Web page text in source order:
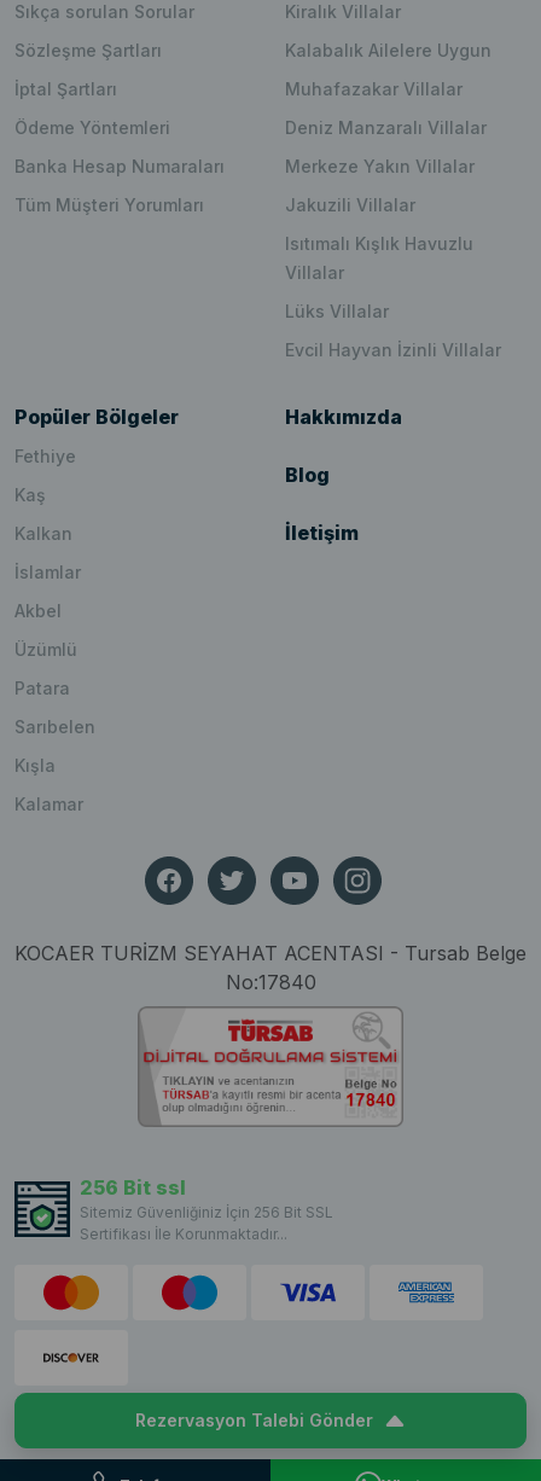
Rezervasyon Talebi Gönder
Sıkça sorulan Sorular
Sözleşme Şartları
İptal Şartları
Ödeme Yöntemleri
Banka Hesap Numaraları
Tüm Müşteri Yorumları
Kiralık Villalar
Kalabalık Ailelere Uygun
Muhafazakar Villalar
Deniz Manzaralı Villalar
Merkeze Yakın Villalar
Jakuzili Villalar
Isıtımalı Kışlık Havuzlu
Villalar
Lüks Villalar
Evcil Hayvan İzinli Villalar
Popüler Bölgeler
Fethiye
Kaş
Kalkan
İslamlar
Akbel
Üzümlü
Patara
Sarıbelen
Kışla
Kalamar
Hakkımızda
Blog
İletişim
KOCAER TURİZM SEYAHAT ACENTASI - Tursab Belge
No:17840
256 Bit ssl
Sitemiz Güvenliğiniz İçin 256 Bit SSL
Sertifikası İle Korunmaktadır...
Copyright © 2023 VillaCentam. All rights reserved.